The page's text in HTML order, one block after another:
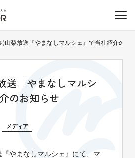
)山梨放送『やまなしマルシェ』で当社紹介のお
送『やまなしマルシ
のお知らせ
メディア
やまなしマルシェ』にて、マ